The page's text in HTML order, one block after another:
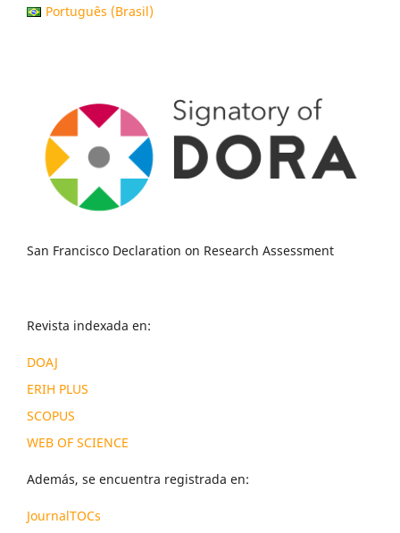
Português (Brasil)
San Francisco Declaration on Research Assessment
Revista indexada en:
DOAJ
ERIH PLUS
SCOPUS
WEB OF SCIENCE
Además, se encuentra registrada en:
JournalTOCs